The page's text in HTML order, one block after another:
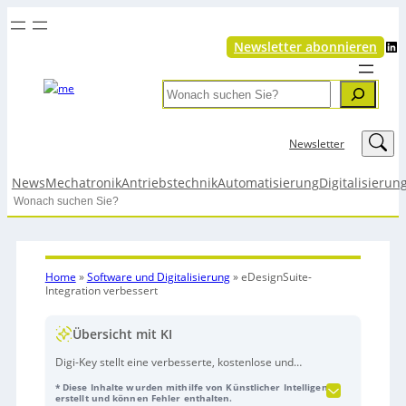
Newsletter abonnieren LinkedIn
Search
Newsletter LinkedIn
NewsMechatronikAntriebstechnikAutomatisierung
Search
Home »Software und Digitalisierung»eDesignSuite-
Integration verbessert
Übersicht mit KI
Digi-Key stellt eine verbesserte, kostenlose und
STMicroelectronics und Ultra Librarian entwickelt
* Diese Inhalte wurden mithilfe von Künstlicher Intelligenz
erstellt und können Fehler enthalten.